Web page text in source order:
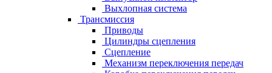
Выхлопная система
Трансмиссия
Приводы
Цилиндры сцепления
Сцепление
Механизм переключения передач